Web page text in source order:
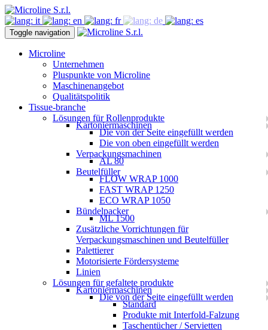
Toggle navigation
Microline
Unternehmen
Pluspunkte von Microline
Maschinenangebot
Qualitätspolitik
Tissue-branche
Lösungen für Rollenprodukte
Kartoniermaschinen
Die von der Seite eingefüllt werden
Die von oben eingefüllt werden
Verpackungsmachinen
AL 80
Beutelfüller
FLOW WRAP 1000
FAST WRAP 1250
ECO WRAP 1050
Bündelpacker
ML 1500
Zusätzliche Vorrichtungen für
Verpackungsmaschinen und Beutelfüller
Palettierer
Motorisierte Fördersysteme
Linien
Lösungen für gefaltete produkte
Kartoniermaschinen
Die von der Seite eingefüllt werden
Standard
Produkte mit Interfold-Falzung
Taschentücher / Servietten